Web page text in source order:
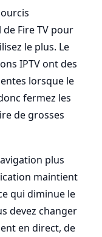
de Fire TV pour
le plus. Le
IPTV ont des
lorsque le
fermez les
de grosses
plus
maintient
qui diminue le
devez changer
en direct, de